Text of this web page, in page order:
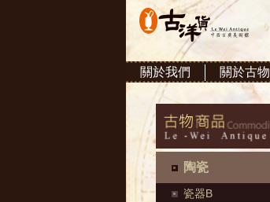
關於我們 關於古物
陶瓷
瓷器B